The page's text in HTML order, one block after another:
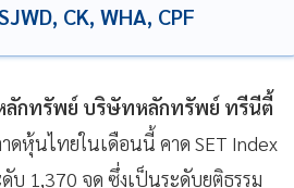
CK, WHA, CPF
หลักทรัพย์ บริษัทหลักทรัพย์ ทรีนีตี้
หุ้นไทยในเดือนนี้ คาด SET Index
บ 1,370 จุด ซึ่งเป็นระดับยุติธรรม